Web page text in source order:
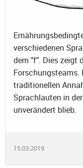
verschiedenen
dem "f". Dies zeigt
Forschungsteams.
traditionellen
Sprachlauten in
unverändert blieb.
15.03.2019